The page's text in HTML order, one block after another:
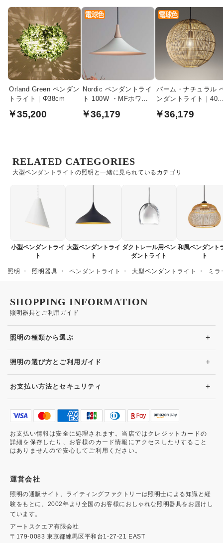
Orland Green ペンダン
トライト｜Φ38cm
￥35,200
Nordic ペンダントライ
ト 100W ・MFホワイ
引掛シーリング式
￥36,179
パーム・ナチュラル
ンダントライト｜
￥36,179
大型ペンダントライトの照明と一緒に見られているカテゴリ
RELATED CATEGORIES
小型ペンダントライ
ト
大型ペンダントライ
ト
ダクトレール用ペン
ダントライト
和風ペンダント
ト
照明 照明器具 ペンダントライト 大型ペンダントライト ミ
照明器具とご利用ガイド
SHOPPING INFORMATION
照明の種類から選ぶ +
照明の選び方とご利用ガイド +
お支払い方法とセキュリティ +
お支払い情報は安全に処理されます。当店ではクレジットカードの
詳細を保存したり、お客様のカード情報にアクセスしたりすること
はありませんので安心してご利用ください。
運営会社
照明の通販サイト、ライティングファクトリーは照明士による知識と経
験をもとに、2002年より全国のお客様におしゃれな照明器具をお届けし
ています。
アートスクエア有限会社
〒179-0083 東京都練馬区平和台1-27-21 EAST